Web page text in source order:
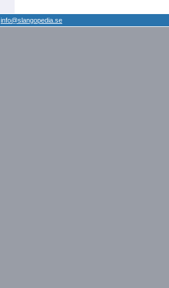
info@slangopedia.se